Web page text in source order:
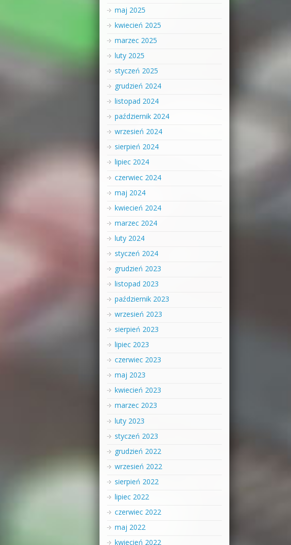
maj 2025
kwiecień 2025
marzec 2025
luty 2025
styczeń 2025
grudzień 2024
listopad 2024
październik 2024
wrzesień 2024
sierpień 2024
lipiec 2024
czerwiec 2024
maj 2024
kwiecień 2024
marzec 2024
luty 2024
styczeń 2024
grudzień 2023
listopad 2023
październik 2023
wrzesień 2023
sierpień 2023
lipiec 2023
czerwiec 2023
maj 2023
kwiecień 2023
marzec 2023
luty 2023
styczeń 2023
grudzień 2022
wrzesień 2022
sierpień 2022
lipiec 2022
czerwiec 2022
maj 2022
kwiecień 2022